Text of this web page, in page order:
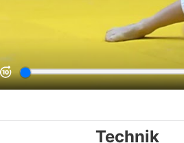
Technik